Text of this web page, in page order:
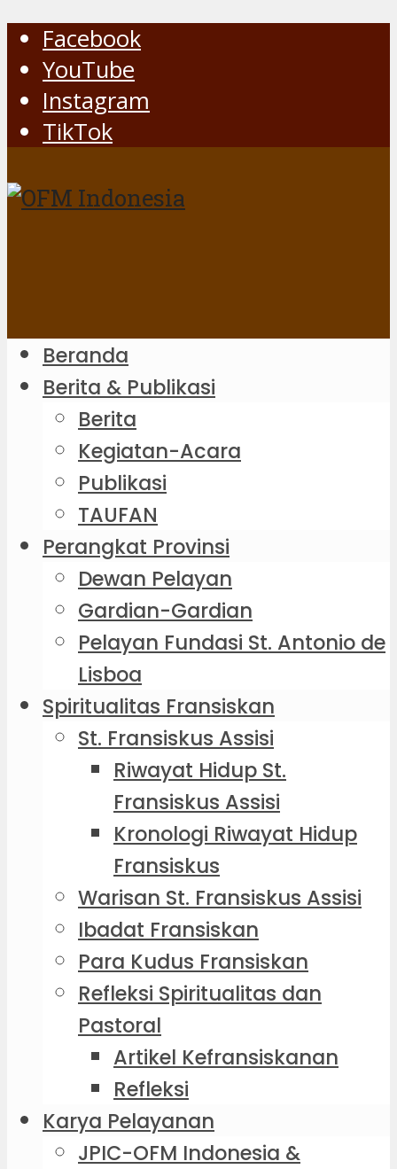
Facebook
YouTube
Instagram
TikTok
Beranda
Berita & Publikasi
Berita
Kegiatan-Acara
Publikasi
TAUFAN
Perangkat Provinsi
Dewan Pelayan
Gardian-Gardian
Pelayan Fundasi St. Antonio de
Lisboa
Spiritualitas Fransiskan
St. Fransiskus Assisi
Riwayat Hidup St.
Fransiskus Assisi
Kronologi Riwayat Hidup
Fransiskus
Warisan St. Fransiskus Assisi
Ibadat Fransiskan
Para Kudus Fransiskan
Refleksi Spiritualitas dan
Pastoral
Artikel Kefransiskanan
Refleksi
Karya Pelayanan
JPIC-OFM Indonesia &